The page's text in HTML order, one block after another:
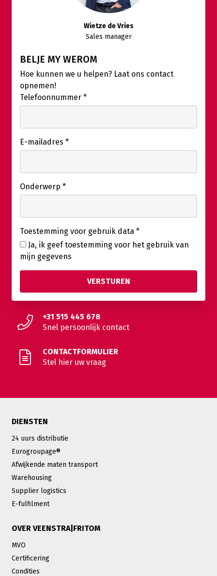
Wietze de Vries
Sales manager
BELJE MY WEROM
Hoe kunnen we u helpen? Laat ons contact
opnemen!
Telefoonnummer *
E-mailadres *
Onderwerp *
Toestemming voor gebruik data *
Ja, ik geef toestemming voor het gebruik van
mijn gegevens
+31 515 445 678
Snel persoonlijk contact
CONTACTFORMULIER
Stel hier uw vraag
DIENSTEN
24 uurs distributie
Eurogroupage®
Afwijkende maten transport
Warehousing
Supplier logistics
E-fulfilment
OVER VEENSTRA|FRITOM
MVO
Certificering
Condities